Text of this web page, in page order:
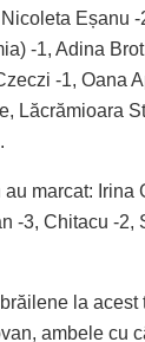
Eșanu
-1, Adina
-1, Oana
Lăcrămioara
marcat: Irina
-3, Chitacu -2,
la acest
ambele cu